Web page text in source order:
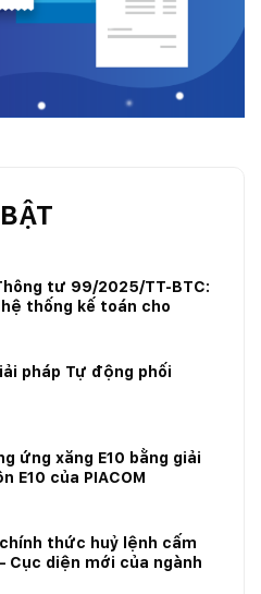
tư 99/2025/TT-BTC:
thống kế toán cho
pháp Tự động phối
ứng xăng E10 bằng giải
E10 của PIACOM
chính thức huỷ lệnh cấm
Cục diện mới của ngành